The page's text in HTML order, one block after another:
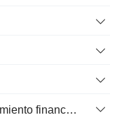
Activos bajo contrato de arrendamiento financiero - Bruto